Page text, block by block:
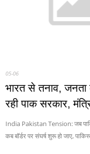
05-06
भारत से तनाव,
रही पाक सरकार,
India Pakistan Tension: जब
कब बॉर्डर पर संघर्ष शुरू हो जाए,